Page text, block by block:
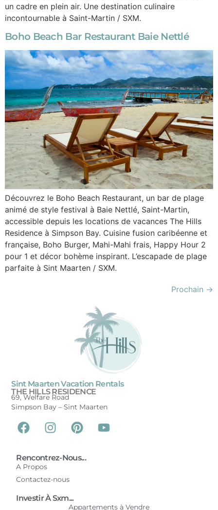
un cadre en plein air. Une destination culinaire
incontournable à Saint-Martin / SXM.
Boho Beach Bar Restaurant Baie Nettlé
Découvrez le Boho Beach Restaurant, un bar de plage
animé de style festival à Baie Nettlé, Saint-Martin,
accessible depuis les locations de vacances The Hills
Residence à Simpson Bay. Cuisine fusion caribéenne et
française, Boho Burger, Mahi-Mahi frais, Happy Hour 2
pour 1 et décor bohème inspirant. L’escapade de plage
parfaite à Sint Maarten / SXM.
Prochain →
Sint Maarten Vacation Rentals
THE HILLS RESIDENCE
69, Welfare Road
Simpson Bay –Sint Maarten
Rencontrez-Nous...
A Propos
Contactez-nous
Investir À Sxm...
Appartements à Vendre